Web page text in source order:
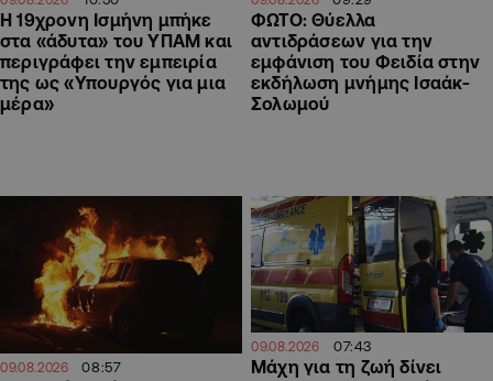
Η 19χρονη Ισμήνη μπήκε
στα «άδυτα» του ΥΠΑΜ και
περιγράφει την εμπειρία
της ως «Υπουργός για μια
μέρα»
ΦΩΤΟ: Θύελλα
αντιδράσεων για την
εμφάνιση του Φειδία στην
εκδήλωση μνήμης Ισαάκ-
Σολωμού
09.08.2026 08:57
09.08.2026 07:43
Μάχη για τη ζωή δίνει